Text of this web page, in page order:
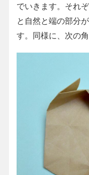
でいきます。それ
と自然と端の部分
す。同様に、次の